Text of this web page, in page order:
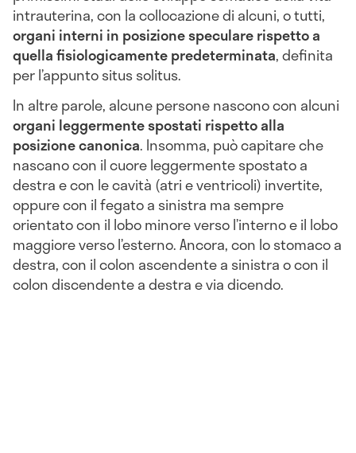
intrauterina, con la collocazione di alcuni, o tutti,
organi interni in posizione speculare rispetto a
quella fisiologicamente predeterminata, definita
per l’appunto situs solitus.
In altre parole, alcune persone nascono con alcuni
organi leggermente spostati rispetto alla
posizione canonica. Insomma, può capitare che
nascano con il cuore leggermente spostato a
destra e con le cavità (atri e ventricoli) invertite,
oppure con il fegato a sinistra ma sempre
orientato con il lobo minore verso l’interno e il lobo
maggiore verso l’esterno. Ancora, con lo stomaco a
destra, con il colon ascendente a sinistra o con il
colon discendente a destra e via dicendo.